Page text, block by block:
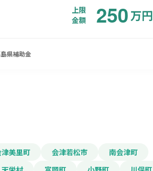
上限
金額
250万円
県補助金
美里町 会津若松市
南会津町